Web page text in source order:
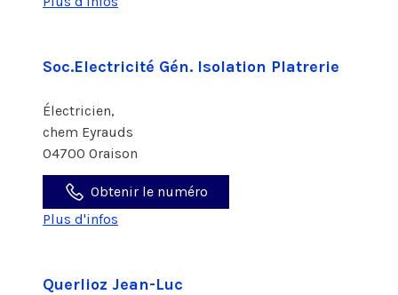
Soc.Electricité Gén. Isolation Platrerie
Électricien,
chem Eyrauds
04700 Oraison
Obtenir le numéro
Plus d'infos
Querlioz Jean-Luc